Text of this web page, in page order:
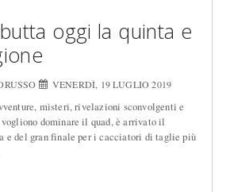
oggi la quinta e
VENERDÌ, 19 LUGLIO 2019
misteri, rivelazioni sconvolgenti e
dominare il quad, è arrivato il
e del gran finale per i cacciatori di taglie più